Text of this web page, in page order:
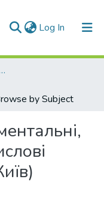
Log In (current)
семінарів і т.п.
by Subject